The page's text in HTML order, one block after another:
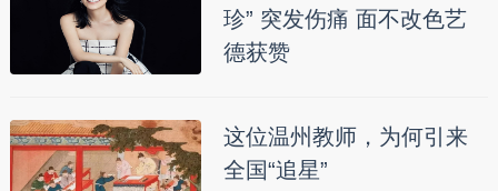
珍” 突发伤痛 面不改色艺
德获赞
这位温州教师，为何引来
全国“追星”